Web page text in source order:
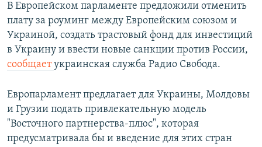
В Европейском парламенте предложили отменить
плату за роуминг между Европейским союзом и
Украиной, создать трастовый фонд для инвестиций
в Украину и ввести новые санкции против России,
сообщаетукраинская служба Радио Свобода.
Европарламент предлагает для Украины, Молдовы
и Грузии подать привлекательную модель
"Восточного партнерства-плюс", которая
предусматривала бы и введение для этих стран